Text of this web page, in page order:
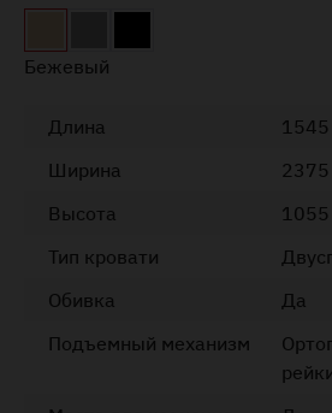
Бежевый
Длина
1545
Ширина
2375
Высота
1055
Тип кровати
Обивка
Да
Подъемный механизм